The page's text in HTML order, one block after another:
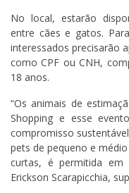
No local, estarão
entre cães e gatos.
interessados precisarão
como CPF ou CNH,
18 anos.
“Os animais de
Shopping e esse
compromisso
pets de pequeno e
curtas, é permitida em
Erickson Scarapicchia,